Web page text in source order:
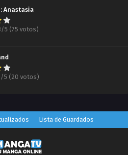
Anastasia
5 (75 votos)
5 (20 votos)
Lista de Guardados